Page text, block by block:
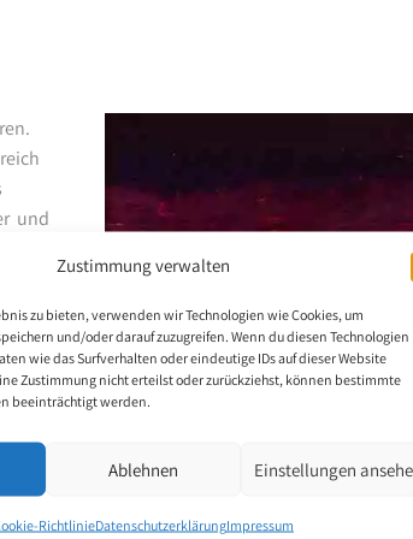
Zustimmung verwalten
zu bieten, verwenden wir Technologien wie Cookies, um
und/oder darauf zuzugreifen. Wenn du diesen Technologien
wie das Surfverhalten oder eindeutige IDs auf dieser Website
Zustimmung nicht erteilst oder zurückziehst, können bestimmte
beeinträchtigt werden.
Ablehnen Einstellungen
RichtlinieDatenschutzerklärungImpressum
und